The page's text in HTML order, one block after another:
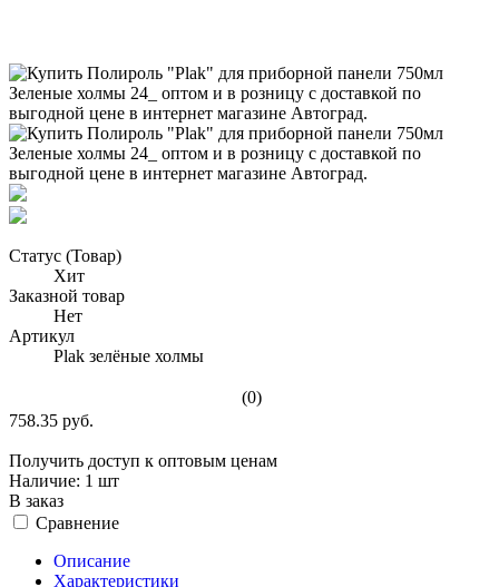
Статус (Товар)
Хит
Заказной товар
Нет
Артикул
Plak зелёные холмы
(0)
758.35 руб.
Получить доступ к оптовым ценам
Наличие: 1 шт
В заказ
Сравнение
Описание
Характеристики